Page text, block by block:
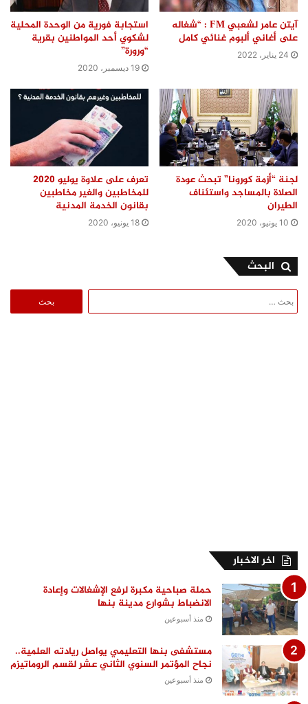
آيتن عامر لشعبي FM : “شغاله
على أغاني ألبوم غنائي كامل
24 يناير، 2022
استجابة فورية من الوحدة المحلية
لشكوي أحد المواطنين بقرية
“ورورة”
19 ديسمبر، 2020
لجنة “أزمة كورونا” تبحث عودة
الصلاة بالمساجد واستئناف
الطيران
10 يونيو، 2020
تعرف على علاوة يوليو 2020
للمخاطبين والغير مخاطبين
بقانون الخدمة المدنية
18 يونيو، 2020
البحث
عن:
اخر الاخبار
حملة صباحية مكبرة لرفع الإشغالات وإعادة
الانضباط بشوارع مدينة بنها
منذ أسبوعين
مستشفى بنها التعليمي يواصل ريادته العلمية..
نجاح المؤتمر السنوي الثاني عشر لقسم الروماتيزم
منذ أسبوعين